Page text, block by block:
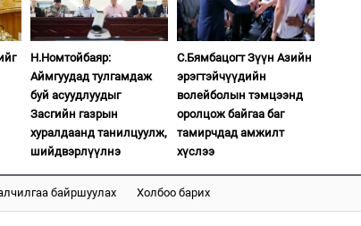
Н.Номтойбаяр:
Аймгуудад тулгамдаж
буй асуудлуудыг
Засгийн газрын
хуралдаанд танилцуулж,
шийдвэрлүүлнэ
С.Бямбацогт Зүүн Азийн
эрэгтэйчүүдийн
волейболын тэмцээнд
оролцож байгаа баг
тамирчдад амжилт
хүслээ
байршуулах Холбоо барих